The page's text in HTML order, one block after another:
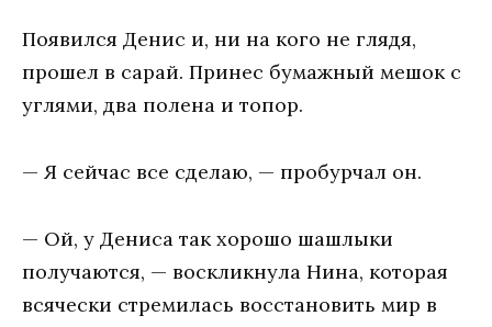
Появился Денис и, ни на кого не глядя,
прошел в сарай. Принес бумажный мешок с
углями, два полена и топор.
— Я сейчас все сделаю, — пробурчал он.
— Ой, у Дениса так хорошо шашлыки
получаются, — воскликнула Нина, которая
всячески стремилась восстановить мир в